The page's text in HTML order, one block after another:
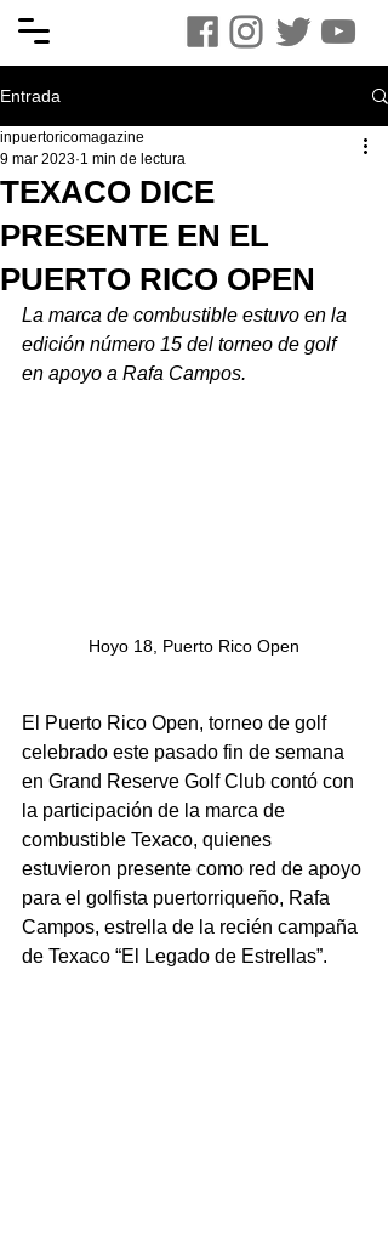
Entrada
TEXACO DICE
PRESENTE EN EL
PUERTO RICO OPEN
inpuertoricomagazine
9 mar 2023 1 min de lectura
La marca de combustible estuvo en la
edición número 15 del torneo de golf
en apoyo a Rafa Campos.
Hoyo 18, Puerto Rico Open
El Puerto Rico Open, torneo de golf
celebrado este pasado fin de semana
en Grand Reserve Golf Club contó con
la participación de la marca de
combustible Texaco, quienes
estuvieron presente como red de apoyo
para el golfista puertorriqueño, Rafa
Campos, estrella de la recién campaña
de Texaco “El Legado de Estrellas”.